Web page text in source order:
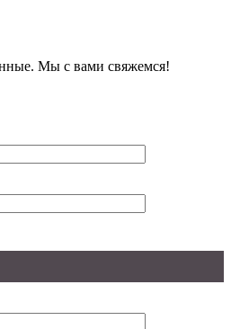
Мы с вами свяжемся!